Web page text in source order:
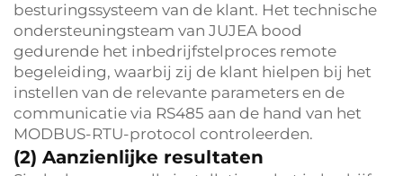
besturingssysteem van de klant. Het technische
ondersteuningsteam van JUJEA bood
gedurende het inbedrijfstelproces remote
begeleiding, waarbij zij de klant hielpen bij het
instellen van de relevante parameters en de
communicatie via RS485 aan de hand van het
MODBUS-RTU-protocol controleerden.
(2) Aanzienlijke resultaten